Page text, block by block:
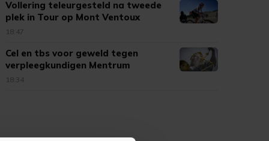
Vollering teleurgesteld na tweede
plek in Tour op Mont Ventoux
18:47
Cel en tbs voor geweld tegen
verpleegkundigen Mentrum
18:34